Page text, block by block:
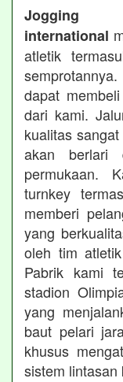
international
atletik
dapat
dari kami.
kualitas
akan berlari
permukaan.
turnkey
memberi
yang
oleh tim
Pabrik kami
stadion
yang
baut pelari
khusus
sistem lintasan